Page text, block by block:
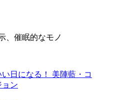
、催眠的なモノ